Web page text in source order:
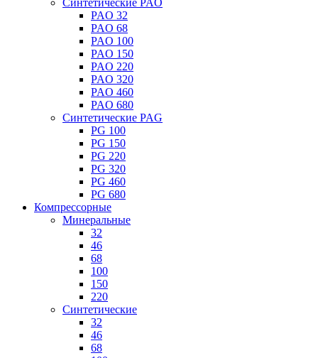
Синтетические PAO
PAO 32
PAO 68
PAO 100
PAO 150
PAO 220
PAO 320
PAO 460
PAO 680
Синтетические PAG
PG 100
PG 150
PG 220
PG 320
PG 460
PG 680
Компрессорные
Минеральные
32
46
68
100
150
220
Синтетические
32
46
68